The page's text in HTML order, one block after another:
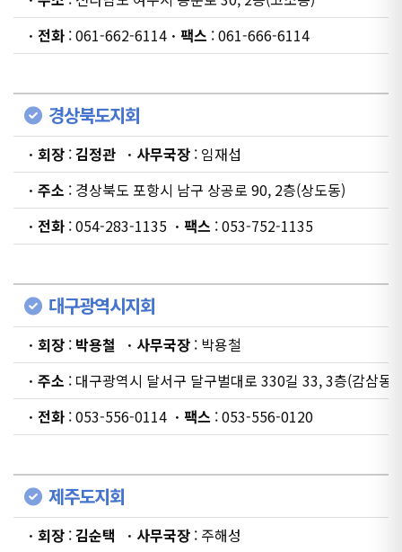
ㆍ전화 : 061-662-6114 ㆍ팩스 : 061-666-6114
경상북도지회
ㆍ회장 :김정관 ㆍ사무국장 : 임재섭
ㆍ주소 : 경상북도 포항시 남구 상공로 90, 2층(상도동)
ㆍ전화 : 054-283-1135 ㆍ팩스 : 053-752-1135
대구광역시지회
ㆍ회장 : 박용철 ㆍ사무국장 : 박용철
ㆍ주소 : 대구광역시 달서구 달구벌대로 330길 33, 3층(감삼동)
ㆍ전화 : 053-556-0114 ㆍ팩스 : 053-556-0120
제주도지회
ㆍ회장 :김순택 ㆍ사무국장 : 주해성